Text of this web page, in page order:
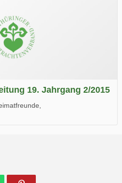
19. Jahrgang 2/2015